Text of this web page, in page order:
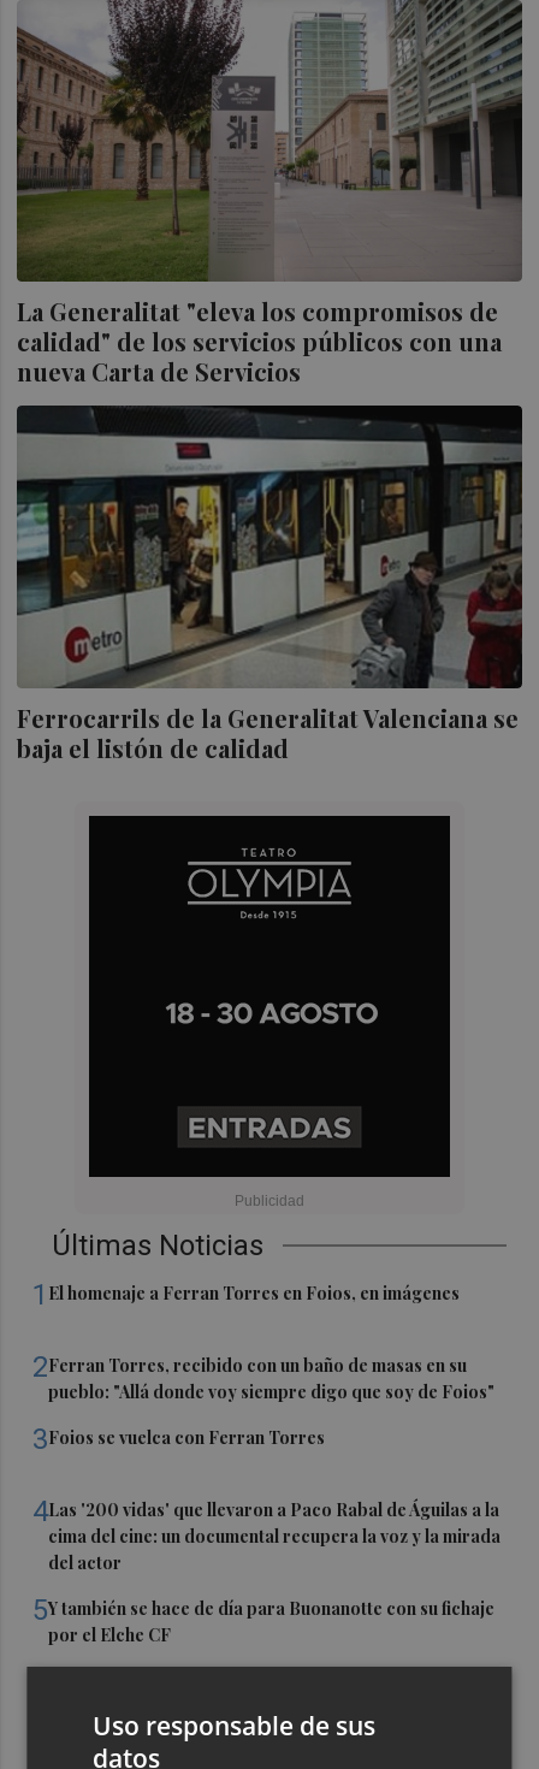
La Generalitat "eleva los compromisos de
calidad" de los servicios públicos con una
nueva Carta de Servicios
Ferrocarrils de la Generalitat Valenciana se
baja el listón de calidad
Últimas Noticias
1 El homenaje a Ferran Torres en Foios, en imágenes
2Ferran Torres, recibido con un baño de masas en su
pueblo: "Allá donde voy siempre digo que soy de Foios"
3Foios se vuelca con Ferran Torres
4Las '200 vidas' que llevaron a Paco Rabal de Águilas a la
cima del cine: un documental recupera la voz y la mirada
del actor
5Y también se hace de día para Buonanotte con su fichaje
por el Elche CF
Uso responsable de sus
datos